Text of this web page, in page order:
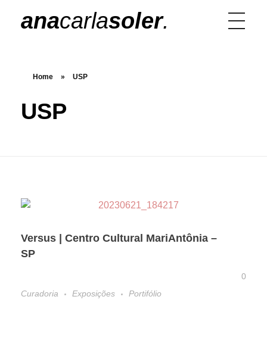
anacarlasoler.
Home » USP
USP
Versus | Centro Cultural MariAntônia –
SP
0
Curadoria
Exposições Portifólio